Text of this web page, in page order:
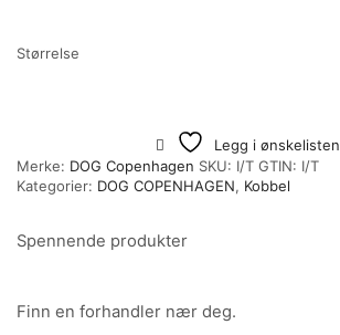
Størrelse
Legg i ønskelisten
Merke: DOG Copenhagen SKU: I/T GTIN: I/T
Kategorier: DOG COPENHAGEN, Kobbel
Spennende produkter
Finn en forhandler nær deg.